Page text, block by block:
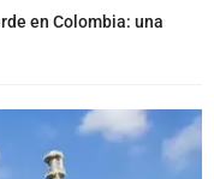
en Colombia: una